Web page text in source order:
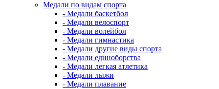
Медали по видам спорта
- Медали баскетбол
- Медали велоспорт
- Медали волейбол
- Медали гимнастика
- Медали другие виды спорта
- Медали единоборства
- Медали легкая атлетика
- Медали лыжи
- Медали плавание